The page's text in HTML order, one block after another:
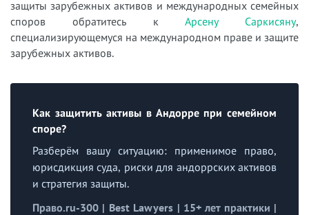
защиты зарубежных активов и международных семейных
споров обратитесь к Арсену Саркисяну,
специализирующемуся на международном праве и защите
зарубежных активов.
Как защитить активы в Андорре при семейном
споре?
Разберём вашу ситуацию: применимое право,
юрисдикция суда, риски для андоррских активов
и стратегия защиты.
Право.ru-300 | Best Lawyers | 15+ лет практики |